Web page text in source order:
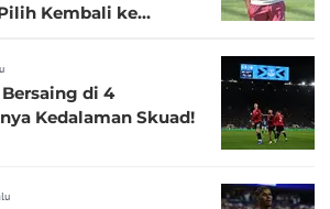
Kembali ke
di 4
Kedalaman Skuad!